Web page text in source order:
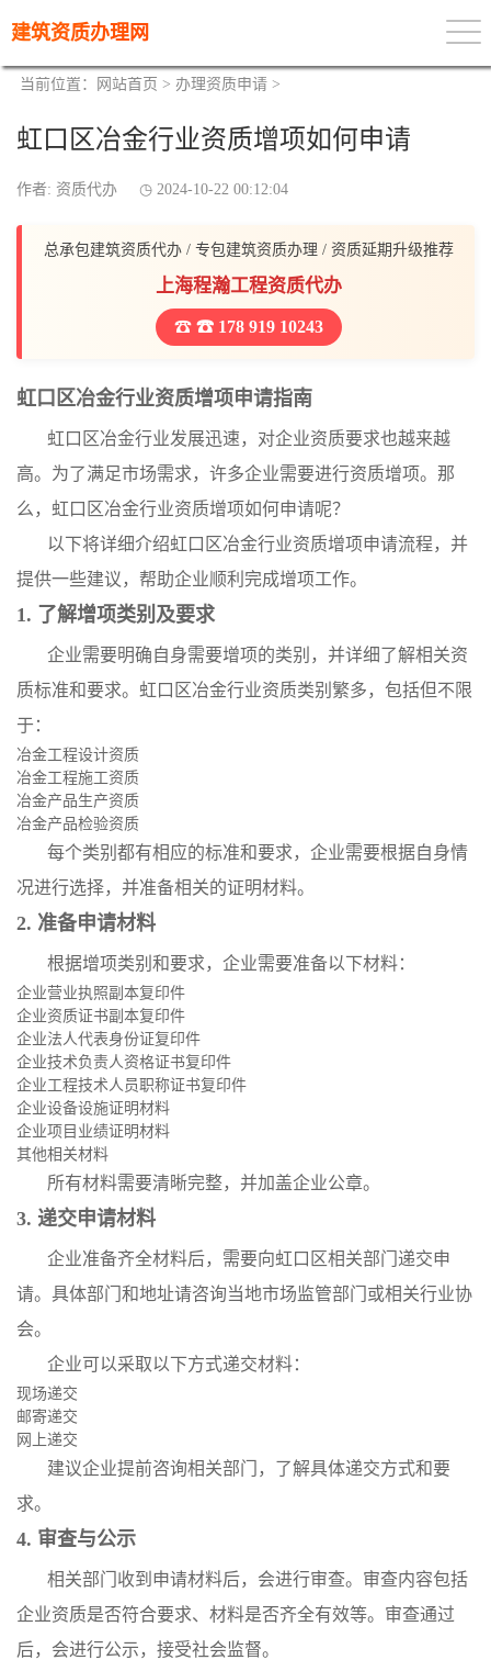
建筑资质办理网
当前位置： 网站首页 > 办理资质申请 >
虹口区冶金行业资质增项如何申请
作者: 资质代办 2024-10-22 00:12:04
总承包建筑资质代办 / 专包建筑资质办理 / 资质延期升级推荐
上海程瀚工程资质代办
☎ 178 919 10243
虹口区冶金行业资质增项申请指南
虹口区冶金行业发展迅速，对企业资质要求也越来越
高。为了满足市场需求，许多企业需要进行资质增项。那
么，虹口区冶金行业资质增项如何申请呢？
以下将详细介绍虹口区冶金行业资质增项申请流程，并
提供一些建议，帮助企业顺利完成增项工作。
1. 了解增项类别及要求
企业需要明确自身需要增项的类别，并详细了解相关资
质标准和要求。虹口区冶金行业资质类别繁多，包括但不限
于：
冶金工程设计资质
冶金工程施工资质
冶金产品生产资质
冶金产品检验资质
每个类别都有相应的标准和要求，企业需要根据自身情
况进行选择，并准备相关的证明材料。
2. 准备申请材料
根据增项类别和要求，企业需要准备以下材料：
企业营业执照副本复印件
企业资质证书副本复印件
企业法人代表身份证复印件
企业技术负责人资格证书复印件
企业工程技术人员职称证书复印件
企业设备设施证明材料
企业项目业绩证明材料
其他相关材料
所有材料需要清晰完整，并加盖企业公章。
3. 递交申请材料
企业准备齐全材料后，需要向虹口区相关部门递交申
请。具体部门和地址请咨询当地市场监管部门或相关行业协
会。
企业可以采取以下方式递交材料：
现场递交
邮寄递交
网上递交
建议企业提前咨询相关部门，了解具体递交方式和要
求。
4. 审查与公示
相关部门收到申请材料后，会进行审查。审查内容包括
企业资质是否符合要求、材料是否齐全有效等。审查通过
后，会进行公示，接受社会监督。